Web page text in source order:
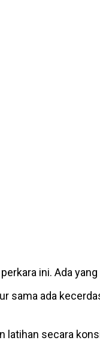
ini. Ada
sama ada
secara